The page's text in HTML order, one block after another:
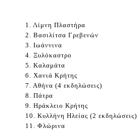
1. Λίμνη Πλαστήρα
2. Βασιλίτσα Γρεβενών
3. Ιωάννινα
4. Ξυλόκαστρο
5. Καλαμάτα
6. Χανιά Κρήτης
7. Αθήνα (4 εκδηλώσεις)
8. Πάτρα
9. Ηράκλειο Κρήτης
10. Κυλλήνη Ηλείας (2 εκδηλώσεις)
11. Φλώρινα